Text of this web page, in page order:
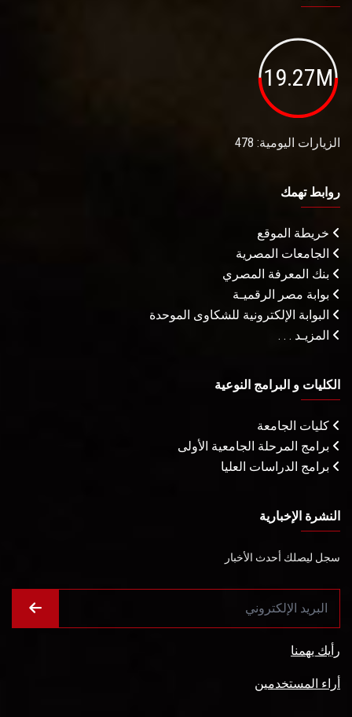
19.27M
الزيارات اليومية: 478
روابط تهمك
خريطة الموقع
الجامعات المصرية
بنك المعرفة المصري
بوابة مصر الرقميـة
البوابة الإلكترونية للشكاوى الموحدة
المزيـد . . .
الكليات و البرامج النوعية
كليات الجامعة
برامج المرحلة الجامعية الأولى
برامج الدراسات العليا
النشرة الإخبارية
سجل ليصلك أحدث الأخبار
رأيك يهمنا
أراء المستخدمين